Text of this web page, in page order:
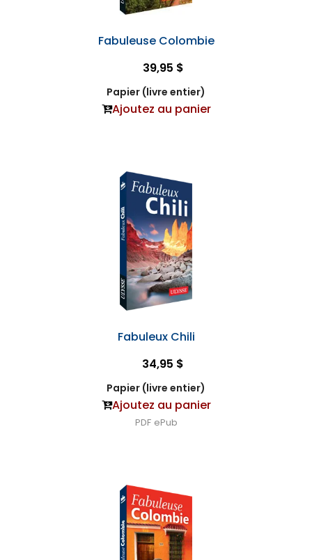
Fabuleuse Colombie
39,95 $
Papier (livre entier)
Ajoutez au panier
Fabuleux Chili
34,95 $
Papier (livre entier)
Ajoutez au panier
PDF ePub